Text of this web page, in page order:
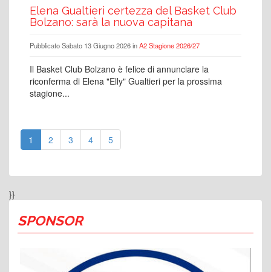
}}
SPONSOR
Elena Gualtieri certezza del Basket Club
Bolzano: sarà la nuova capitana
Pubblicato Sabato 13 Giugno 2026 inA2 Stagione 2026/27
Il Basket Club Bolzano è felice di annunciare la
riconferma di Elena "Elly" Gualtieri per la prossima
stagione...
1 2 3 4 5